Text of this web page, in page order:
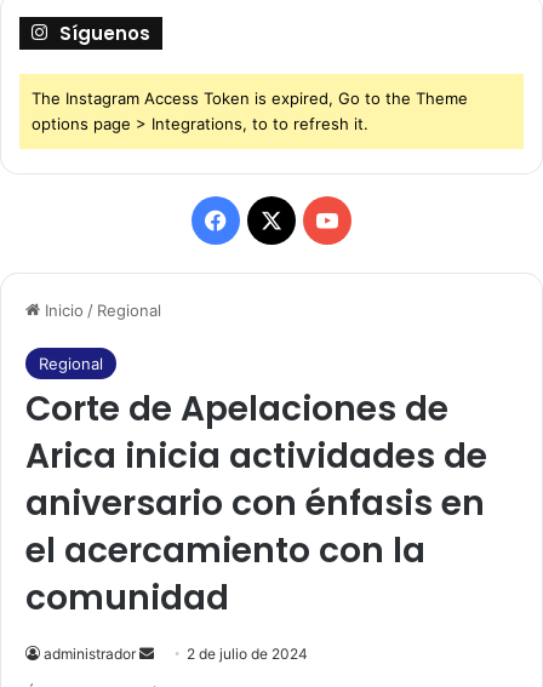
Inicio / Regional
Regional
Corte de Apelaciones de
Arica inicia actividades de
aniversario con énfasis en
el acercamiento con la
comunidad
administrador
e
2 de julio de 2024
Síguenos
The Instagram Access Token is expired, Go to the Theme
options page > Integrations, to to refresh it.
F
a
b
o
o
k
X
Y
o
u
b
e